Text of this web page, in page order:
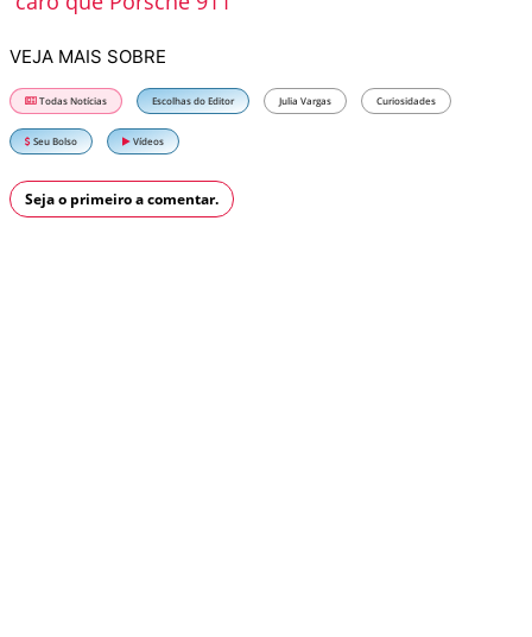
VEJA MAIS SOBRE
Todas Notícias Escolhas do Editor Julia Vargas Curiosidades
Seu Bolso Vídeos
Seja o primeiro a comentar.